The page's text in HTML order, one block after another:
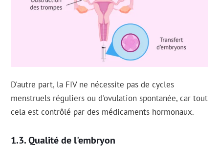
D'autre part, la FIV ne nécessite pas de cycles
menstruels réguliers ou d'ovulation spontanée, car tout
cela est contrôlé par des médicaments hormonaux.
Qualité de l'embryon